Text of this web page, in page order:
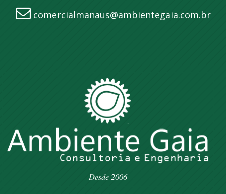
comercialmanaus@ambientegaia.com.br
Desde 2006